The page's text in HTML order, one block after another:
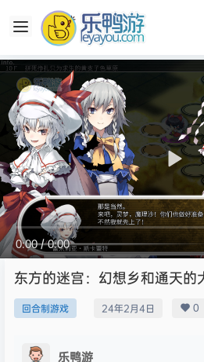
0:00/0:00
东方的迷宫：幻想乡和通天的
回合制游戏 24年2月4日 0
乐鸭游